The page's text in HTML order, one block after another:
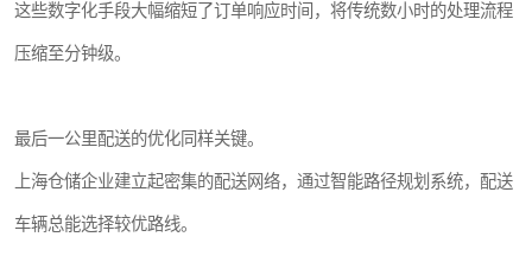
这些数字化手段大幅缩短了订单响应时间，将传统数小时的处理流程
压缩至分钟级。
最后一公里配送的优化同样关键。
上海仓储企业建立起密集的配送网络，通过智能路径规划系统，配送
车辆总能选择较优路线。